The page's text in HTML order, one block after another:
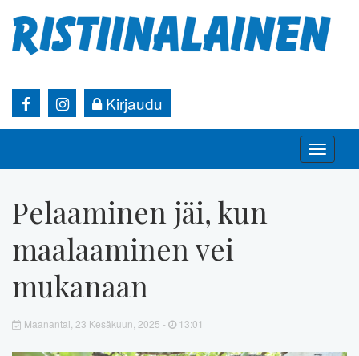
Kirjaudu
Toggle
Pelaaminen jäi, kun
maalaaminen vei
mukanaan
Maanantai, 23 Kesäkuun, 2025 - 13:01